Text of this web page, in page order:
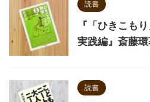
読書
『「ひきこも
実践編』斎藤環
読書